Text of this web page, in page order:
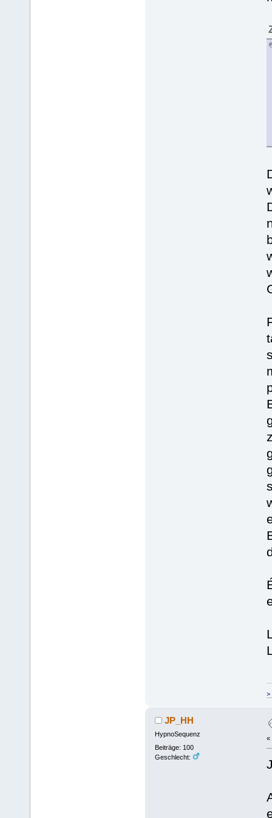
>
JP_HH
HypnoSequenz
Beiträge: 100
Geschlecht:
«